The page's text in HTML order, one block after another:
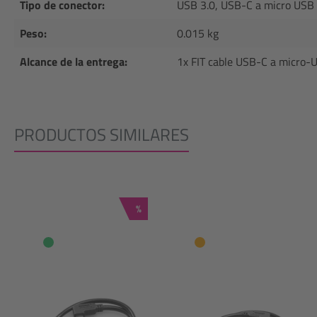
Tipo de conector:
USB 3.0, USB-C a micro USB
Peso:
0.015 kg
Alcance de la entrega:
1x FIT cable USB-C a micro-
PRODUCTOS SIMILARES
Descuento
%